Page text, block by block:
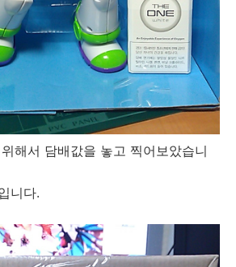
해서 담배값을 놓고 찍어보았습니
니다.